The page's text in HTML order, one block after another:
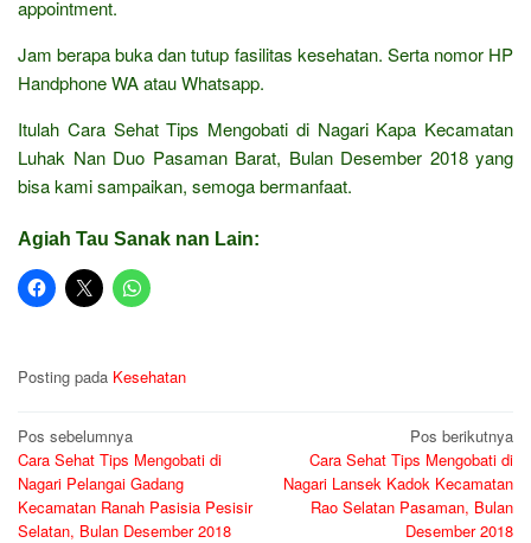
appointment.
Jam berapa buka dan tutup fasilitas kesehatan. Serta nomor HP
Handphone WA atau Whatsapp.
Itulah Cara Sehat Tips Mengobati di Nagari Kapa Kecamatan
Luhak Nan Duo Pasaman Barat, Bulan Desember 2018 yang
bisa kami sampaikan, semoga bermanfaat.
Agiah Tau Sanak nan Lain:
Posting pada Kesehatan
Navigasi
pos
Pos sebelumnya
Cara Sehat Tips Mengobati di
Nagari Pelangai Gadang
Kecamatan Ranah Pasisia Pesisir
Selatan, Bulan Desember 2018
Pos berikutnya
Cara Sehat Tips Mengobati di
Nagari Lansek Kadok Kecamatan
Rao Selatan Pasaman, Bulan
Desember 2018